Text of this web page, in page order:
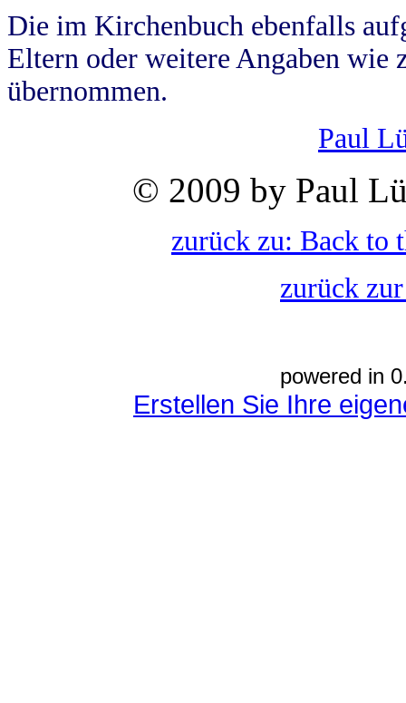
Die im Kirchenbuch ebenfalls
Eltern oder weitere Angaben wie
übernommen.
Paul
© 2009 by Paul
zurück zu: Back to
zurück
powered in
Erstellen Sie Ihre